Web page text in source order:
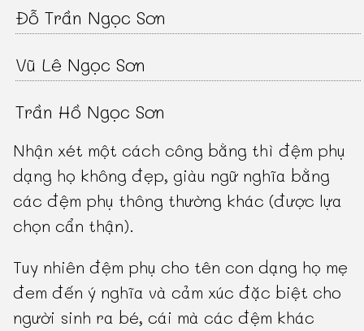
Đỗ Trần Ngọc Sơn
Vũ Lê Ngọc Sơn
Trần Hồ Ngọc Sơn
Nhận xét một cách công bằng thì đệm phụ
dạng họ không đẹp, giàu ngữ nghĩa bằng
các đệm phụ thông thường khác (được lựa
chọn cẩn thận).
Tuy nhiên đệm phụ cho tên con dạng họ mẹ
đem đến ý nghĩa và cảm xúc đặc biệt cho
người sinh ra bé, cái mà các đệm khác